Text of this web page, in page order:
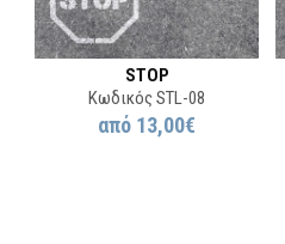
STOP
Κωδικός STL-08
από 13,00€